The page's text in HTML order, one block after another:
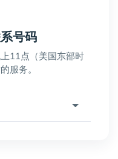
号码
11点（美国东部时
服务。